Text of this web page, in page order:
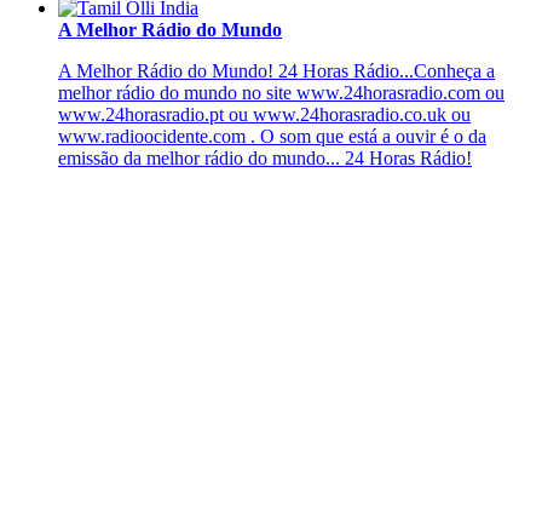
A Melhor Rádio do Mundo
A Melhor Rádio do Mundo! 24 Horas Rádio...Conheça a
melhor rádio do mundo no site www.24horasradio.com ou
www.24horasradio.pt ou www.24horasradio.co.uk ou
www.radioocidente.com . O som que está a ouvir é o da
emissão da melhor rádio do mundo... 24 Horas Rádio!